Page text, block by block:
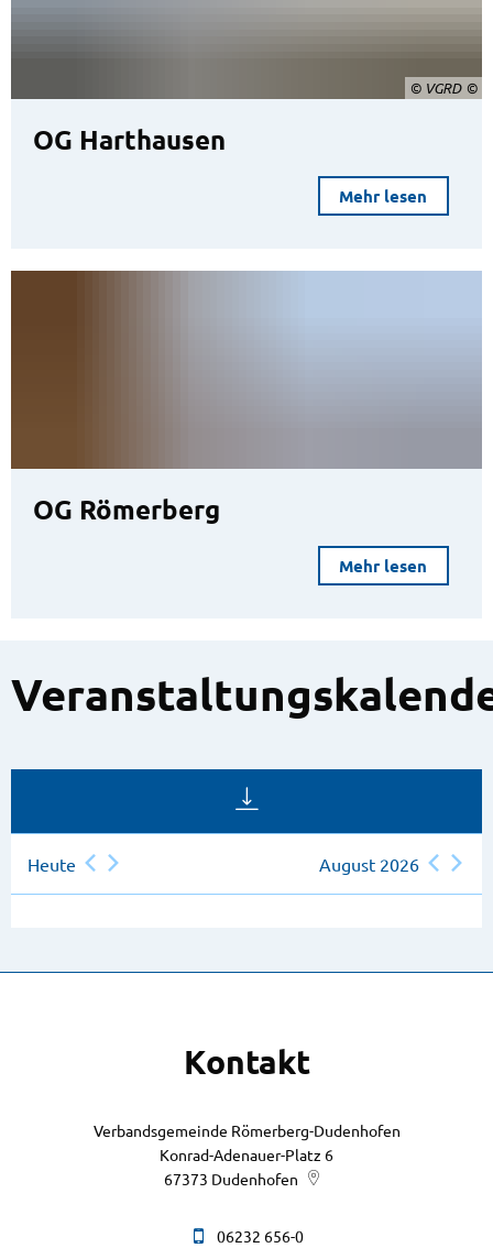
© VGRD
OG Harthausen
Mehr lesen
OG Römerberg
Mehr lesen
Heute August 2026
Kontakt
Verbandsgemeinde Römerberg-Dudenhofen
Konrad-Adenauer-Platz 6
67373 Dudenhofen
06232 656-0